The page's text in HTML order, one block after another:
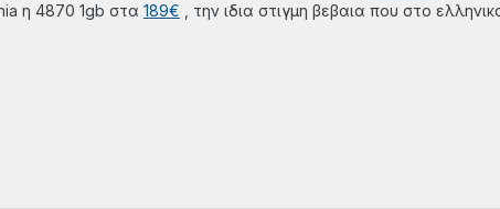
η 4870 1gb στα 189€ , την ιδια στιγμη βεβαια που στο